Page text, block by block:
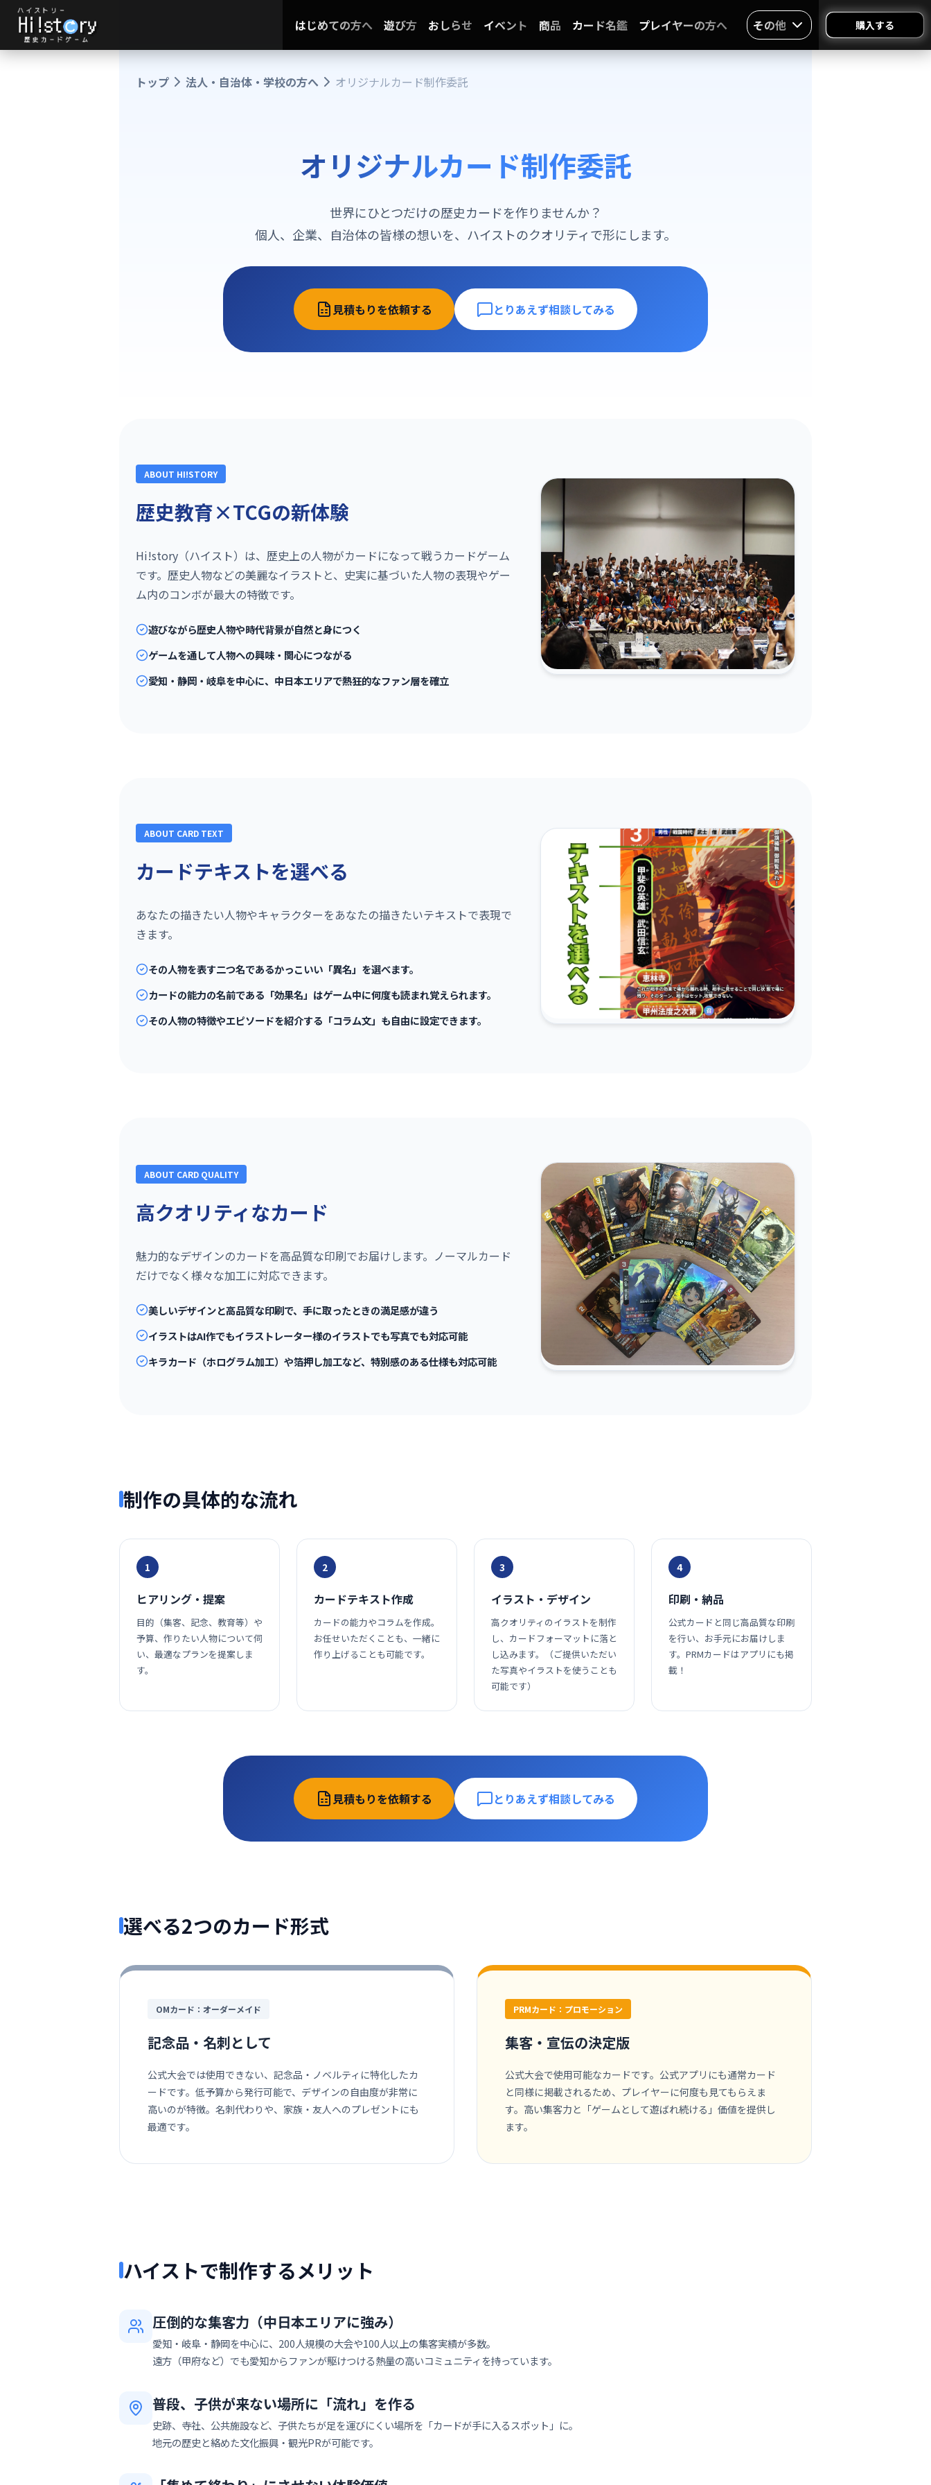
はじめての方へ 遊び方 おしらせ イベント 商品 カード名鑑 プレイヤーの方へ その他 購入する
トップ 法人・自治体・学校の方へ オリジナルカード制作委託
オリジナルカード制作委託
世界にひとつだけの歴史カードを作りませんか？
個人、企業、自治体の皆様の想いを、ハイストのクオリティで形にします。
見積もりを依頼する とりあえず相談してみる
ABOUT HI!STORY
歴史教育×TCGの新体験
Hi!story（ハイスト）は、歴史上の人物がカードになって戦うカードゲーム
です。歴史人物などの美麗なイラストと、史実に基づいた人物の表現やゲー
ム内のコンボが最大の特徴です。
遊びながら歴史人物や時代背景が自然と身につく
ゲームを通して人物への興味・関心につながる
愛知・静岡・岐阜を中心に、中日本エリアで熱狂的なファン層を確立
ABOUT CARD TEXT
カードテキストを選べる
あなたの描きたい人物やキャラクターをあなたの描きたいテキストで表現で
きます。
その人物を表す二つ名であるかっこいい「異名」を選べます。
カードの能力の名前である「効果名」はゲーム中に何度も読まれ覚えられます。
その人物の特徴やエピソードを紹介する「コラム文」も自由に設定できます。
ABOUT CARD QUALITY
高クオリティなカード
魅力的なデザインのカードを高品質な印刷でお届けします。ノーマルカード
だけでなく様々な加工に対応できます。
美しいデザインと高品質な印刷で、手に取ったときの満足感が違う
イラストはAI作でもイラストレーター様のイラストでも写真でも対応可能
キラカード（ホログラム加工）や箔押し加工など、特別感のある仕様も対応可能
制作の具体的な流れ
1
ヒアリング・提案
目的（集客、記念、教育等）や
予算、作りたい人物について伺
い、最適なプランを提案しま
す。
2
カードテキスト作成
カードの能力やコラムを作成。
お任せいただくことも、一緒に
作り上げることも可能です。
3
イラスト・デザイン
高クオリティのイラストを制作
し、カードフォーマットに落と
し込みます。（ご提供いただい
た写真やイラストを使うことも
可能です）
4
印刷・納品
公式カードと同じ高品質な印刷
を行い、お手元にお届けしま
す。PRMカードはアプリにも掲
載！
見積もりを依頼する とりあえず相談してみる
選べる2つのカード形式
OMカード：オーダーメイド
記念品・名刺として
公式大会では使用できない、記念品・ノベルティに特化したカ
ードです。低予算から発行可能で、デザインの自由度が非常に
高いのが特徴。名刺代わりや、家族・友人へのプレゼントにも
最適です。
PRMカード：プロモーション
集客・宣伝の決定版
公式大会で使用可能なカードです。公式アプリにも通常カード
と同様に掲載されるため、プレイヤーに何度も見てもらえま
す。高い集客力と「ゲームとして遊ばれ続ける」価値を提供し
ます。
ハイストで制作するメリット
圧倒的な集客力（中日本エリアに強み）
愛知・岐阜・静岡を中心に、200人規模の大会や100人以上の集客実績が多数。
遠方（甲府など）でも愛知からファンが駆けつける熱量の高いコミュニティを持っています。
普段、子供が来ない場所に「流れ」を作る
史跡、寺社、公共施設など、子供たちが足を運びにくい場所を「カードが手に入るスポット」に。
地元の歴史と絡めた文化振興・観光PRが可能です。